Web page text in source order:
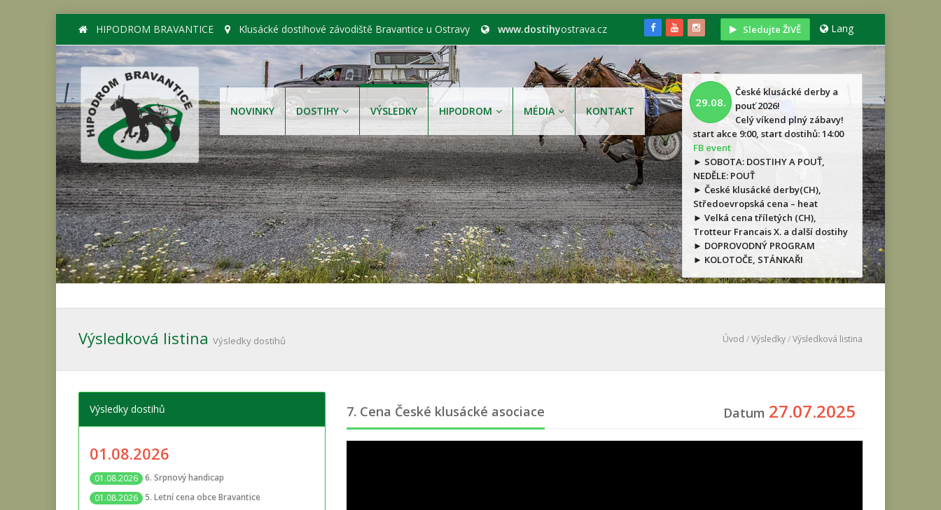
HIPODROM BRAVANTICE Klusácké dostihové závodiště Bravantice u Ostravy www.dostihyostrava.cz Sledujte ŽIVĚ Lang
NOVINKY DOSTIHY VÝSLEDKY HIPODROM MÉDIA KONTAKT
29.08.
České klusácké derby a
pouť 2026!
Celý víkend plný zábavy!
start akce 9:00, start dostihů: 14:00
FB event
► SOBOTA: DOSTIHY A POUŤ,
NEDĚLE: POUŤ
► České klusácké derby(CH),
Středoevropská cena – heat
► Velká cena tříletých (CH),
Trotteur Francais X. a další dostihy
► DOPROVODNÝ PROGRAM
► KOLOTOČE, STÁNKAŘI
Výsledková listina Výsledky dostihů Úvod /Výsledky/Výsledková listina
7. Cena České klusácké asociace Datum 27.07.2025
Výsledky dostihů
01.08.2026
01.08.2026 6. Srpnový handicap
01.08.2026 5. Letní cena obce Bravantice